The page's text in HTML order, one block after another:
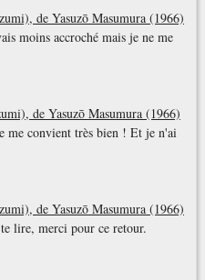
de Yasuzō Masumura (1966)
moins accroché mais je ne me
de Yasuzō Masumura (1966)
me convient très bien ! Et je n'ai
de Yasuzō Masumura (1966)
lire, merci pour ce retour.